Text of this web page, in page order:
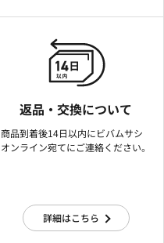
返品・交換について
商品到着後14日以内にビバムサシ
オンライン宛てにご連絡ください。
詳細はこちら